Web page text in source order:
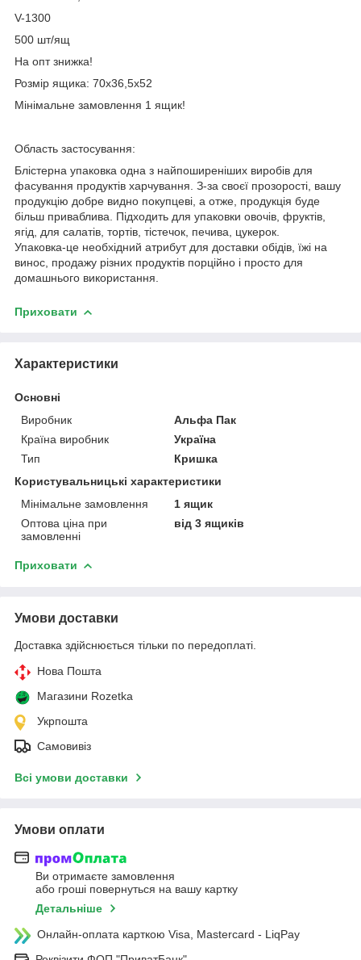
V-1300
500 шт/ящ
На опт знижка!
Розмір ящика: 70х36,5х52
Мінімальне замовлення 1 ящик!
Область застосування:
Блістерна упаковка одна з найпоширеніших виробів для
фасування продуктів харчування. З-за своєї прозорості, вашу
продукцію добре видно покупцеві, а отже, продукція буде
більш приваблива. Підходить для упаковки овочів, фруктів,
ягід, для салатів, тортів, тістечок, печива, цукерок.
Упаковка-це необхідний атрибут для доставки обідів, їжі на
винос, продажу різних продуктів порційно і просто для
домашнього використання.
Приховати
Характеристики
Основні
Виробник
Альфа Пак
Країна виробник
Україна
Тип
Кришка
Користувальницькі характеристики
Мінімальне замовлення
1 ящик
Оптова ціна при
замовленні
від 3 ящиків
Приховати
Умови доставки
Доставка здійснюється тільки по передоплаті.
Нова Пошта
Магазини Rozetka
Укрпошта
Самовивіз
Всі умови доставки
Умови оплати
Ви отримаєте замовлення
або гроші повернуться на вашу картку
Детальніше
Онлайн-оплата карткою Visa, Mastercard - LiqPay